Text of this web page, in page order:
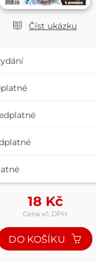
Číst ukázku
18 Kč
Cena vč. DPH
DO KOŠÍKU